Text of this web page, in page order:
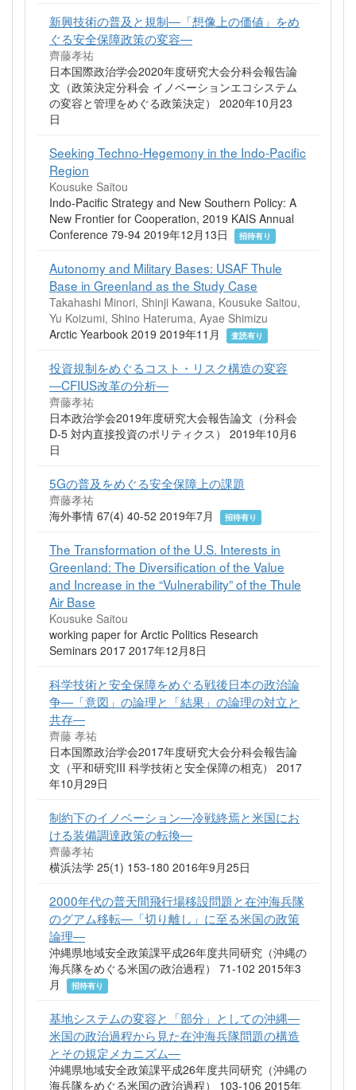
新興技術の普及と規制―「想像上の価値」をめ
ぐる安全保障政策の変容―
齊藤孝祐
日本国際政治学会2020年度研究大会分科会報告論
文（政策決定分科会 イノベーションエコシステム
の変容と管理をめぐる政策決定） 2020年10月23
日
Seeking Techno-Hegemony in the Indo-Pacific
Region
Kousuke Saitou
Indo-Pacific Strategy and New Southern Policy: A
New Frontier for Cooperation, 2019 KAIS Annual
Conference 79-94 2019年12月13日
招待有り
Autonomy and Military Bases: USAF Thule
Base in Greenland as the Study Case
Takahashi Minori, Shinji Kawana, Kousuke Saitou,
Yu Koizumi, Shino Hateruma, Ayae Shimizu
Arctic Yearbook 2019 2019年11月
査読有り
投資規制をめぐるコスト・リスク構造の変容
―CFIUS改革の分析―
齊藤孝祐
日本政治学会2019年度研究大会報告論文（分科会
D-5 対内直接投資のポリティクス） 2019年10月6
日
5Gの普及をめぐる安全保障上の課題
齊藤孝祐
海外事情 67(4) 40-52 2019年7月
招待有り
The Transformation of the U.S. Interests in
Greenland: The Diversification of the Value
and Increase in the “Vulnerability” of the Thule
Air Base
Kousuke Saitou
working paper for Arctic Politics Research
Seminars 2017 2017年12月8日
科学技術と安全保障をめぐる戦後日本の政治論
争―「意図」の論理と「結果」の論理の対立と
共存―
齊藤 孝祐
日本国際政治学会2017年度研究大会分科会報告論
文（平和研究III 科学技術と安全保障の相克） 2017
年10月29日
制約下のイノベーション―冷戦終焉と米国にお
ける装備調達政策の転換―
齊藤孝祐
横浜法学 25(1) 153-180 2016年9月25日
2000年代の普天間飛行場移設問題と在沖海兵隊
のグアム移転―「切り離し」に至る米国の政策
論理―
沖縄県地域安全政策課平成26年度共同研究（沖縄の
海兵隊をめぐる米国の政治過程） 71-102 2015年3
月
招待有り
基地システムの変容と「部分」としての沖縄―
米国の政治過程から見た在沖海兵隊問題の構造
とその規定メカニズム―
沖縄県地域安全政策課平成26年度共同研究（沖縄の
海兵隊をめぐる米国の政治過程） 103-106 2015年